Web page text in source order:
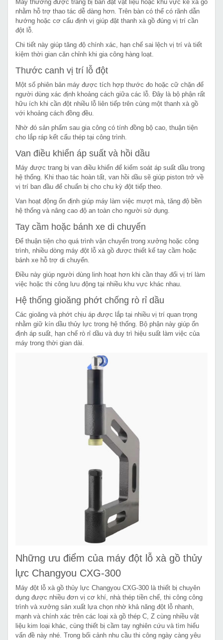
Máy thường được trang bị bàn đặt vật liệu hoặc khu vực kê xà gồ
nhằm hỗ trợ thao tác dễ dàng hơn. Trên bàn có thể có rãnh dẫn
hướng hoặc cơ cấu định vị giúp đặt thanh xà gồ đúng vị trí cần
đột lỗ.
Chi tiết này giúp tăng độ chính xác, hạn chế sai lệch vị trí và tiết
kiệm thời gian căn chỉnh khi gia công hàng loạt.
Thước canh vị trí lỗ đột
Một số phiên bản máy được tích hợp thước đo hoặc cữ chặn để
người dùng xác định khoảng cách giữa các lỗ. Đây là bộ phận rất
hữu ích khi cần đột nhiều lỗ liên tiếp trên cùng một thanh xà gồ
với khoảng cách đồng đều.
Nhờ đó sản phẩm sau gia công có tính đồng bộ cao, thuận tiện
cho lắp ráp kết cấu thép tại công trình.
Van điều khiển áp suất và hồi dầu
Máy được trang bị van điều khiển để kiểm soát áp suất dầu trong
hệ thống. Khi thao tác hoàn tất, van hồi dầu sẽ giúp piston trở về
vị trí ban đầu để chuẩn bị cho chu kỳ đột tiếp theo.
Van hoạt động ổn định giúp máy làm việc mượt mà, tăng độ bền
hệ thống và nâng cao độ an toàn cho người sử dụng.
Tay cầm hoặc bánh xe di chuyển
Để thuận tiện cho quá trình vận chuyển trong xưởng hoặc công
trình, nhiều dòng máy đột lỗ xà gồ được thiết kế tay cầm hoặc
bánh xe hỗ trợ di chuyển.
Điều này giúp người dùng linh hoạt hơn khi cần thay đổi vị trí làm
việc hoặc thi công lưu động tại nhiều khu vực khác nhau.
Hệ thống gioăng phớt chống rò rỉ dầu
Các gioăng và phớt chịu áp được lắp tại nhiều vị trí quan trọng
nhằm giữ kín dầu thủy lực trong hệ thống. Bộ phận này giúp ổn
định áp suất, hạn chế rò rỉ dầu và duy trì hiệu suất làm việc của
máy trong thời gian dài.
Những ưu điểm của máy đột lỗ xà gồ thủy
lực Changyou CXG-300
Máy đột lỗ xà gồ thủy lực Changyou CXG-300 là thiết bị chuyên
dụng được nhiều đơn vị cơ khí, nhà thép tiền chế, thi công công
trình và xưởng sản xuất lựa chọn nhờ khả năng đột lỗ nhanh,
mạnh và chính xác trên các loại xà gồ thép C, Z cùng nhiều vật
liệu kim loại khác, cùng thiết bị cầm tay nghiên cứu và tìm hiểu
vấn đề này nhé. Trong bối cảnh nhu cầu thi công ngày càng yêu